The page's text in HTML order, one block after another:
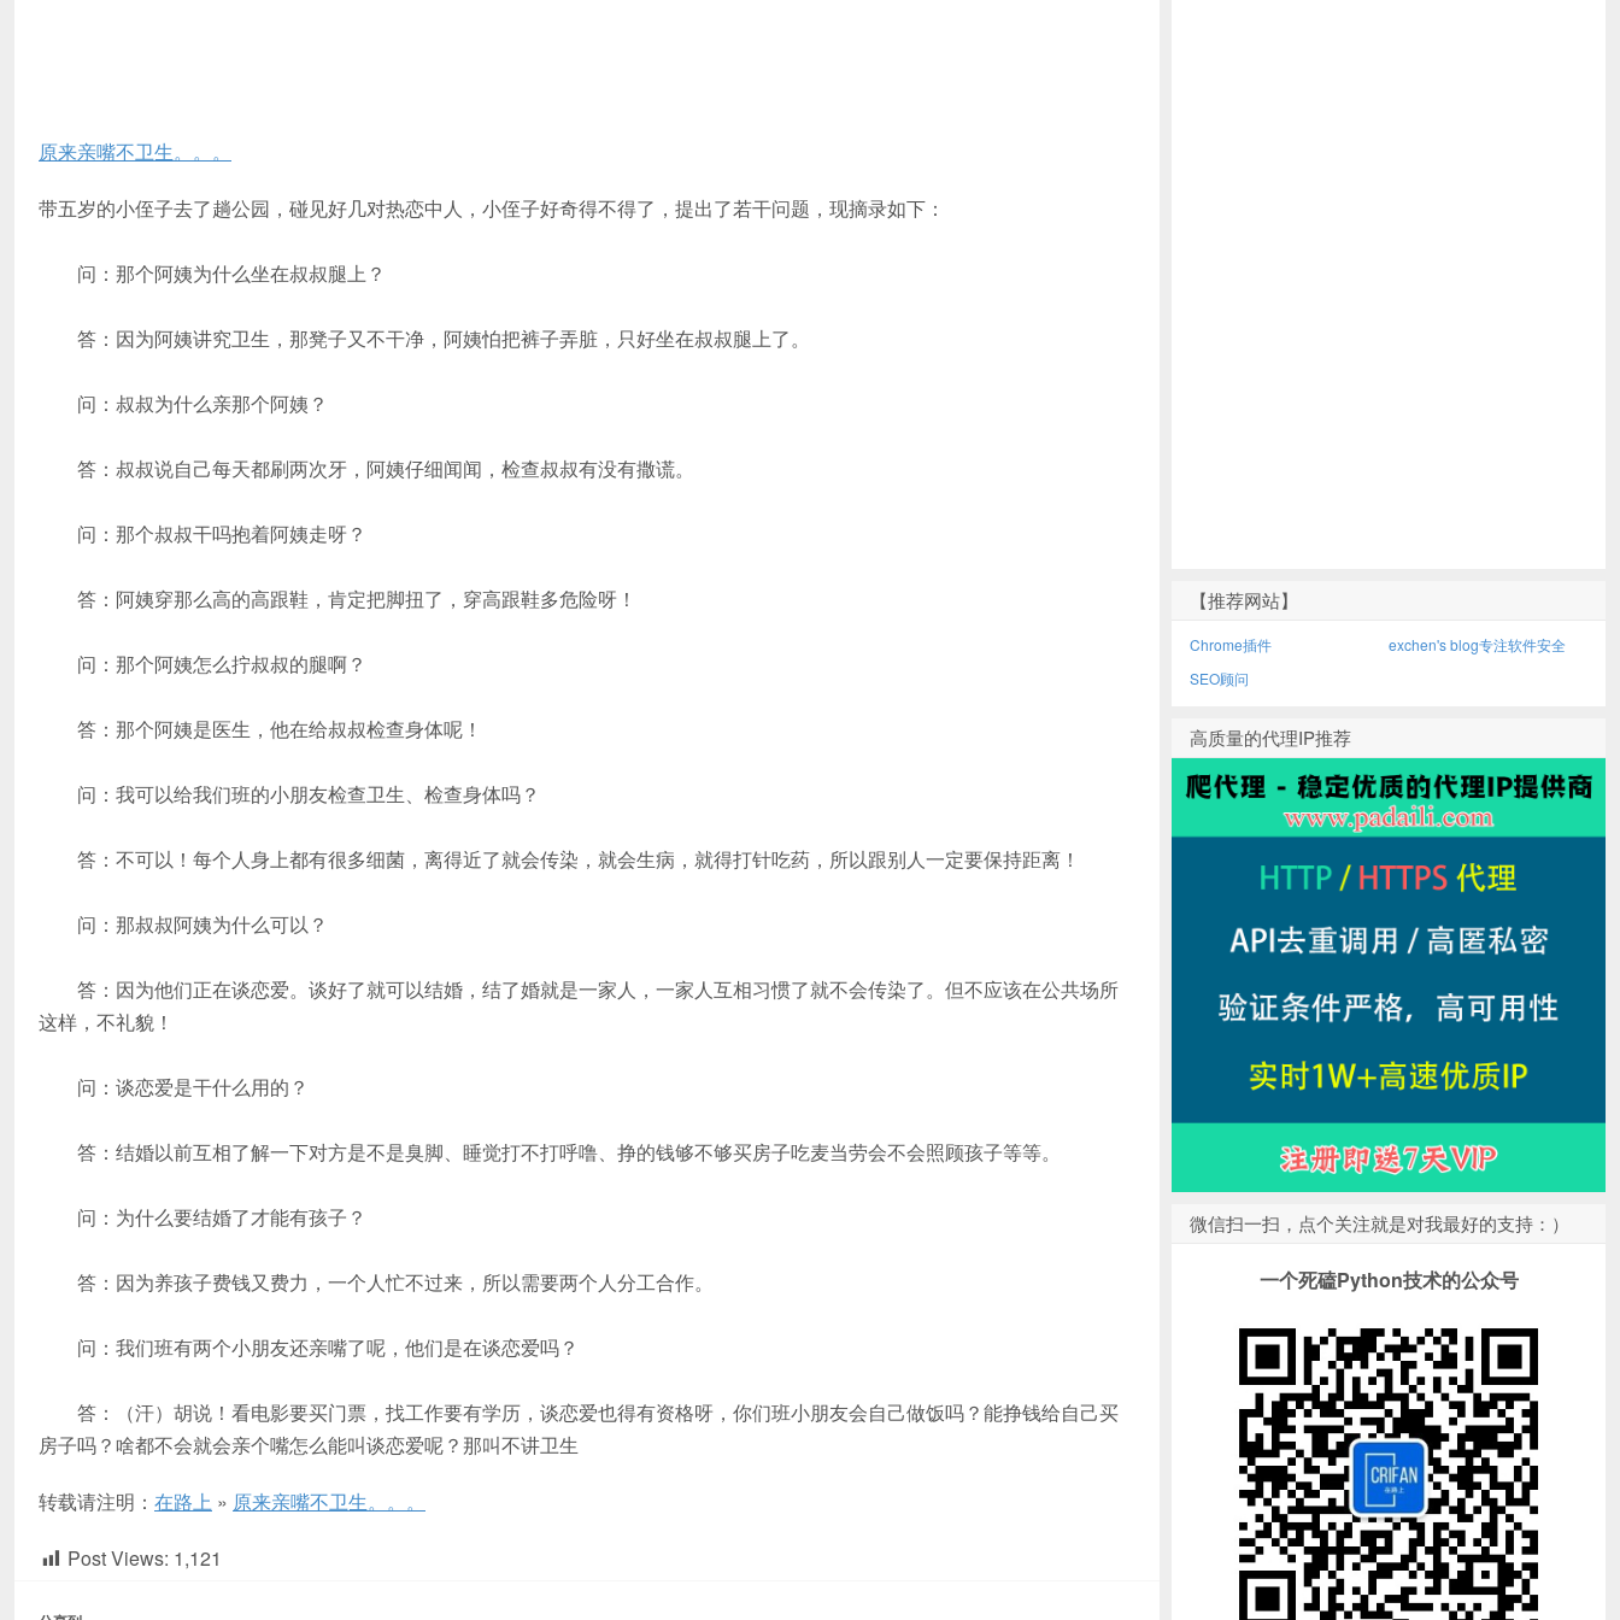
原来亲嘴不卫生。。。
带五岁的小侄子去了趟公园，碰见好几对热恋中人，小侄子好奇得不得了，提出了若干问题，现摘录如下：
问：那个阿姨为什么坐在叔叔腿上？
答：因为阿姨讲究卫生，那凳子又不干净，阿姨怕把裤子弄脏，只好坐在叔叔腿上了。
问：叔叔为什么亲那个阿姨？
答：叔叔说自己每天都刷两次牙，阿姨仔细闻闻，检查叔叔有没有撒谎。
问：那个叔叔干吗抱着阿姨走呀？
答：阿姨穿那么高的高跟鞋，肯定把脚扭了，穿高跟鞋多危险呀！
问：那个阿姨怎么拧叔叔的腿啊？
答：那个阿姨是医生，他在给叔叔检查身体呢！
问：我可以给我们班的小朋友检查卫生、检查身体吗？
答：不可以！每个人身上都有很多细菌，离得近了就会传染，就会生病，就得打针吃药，所以跟别人一定要保持距离！
问：那叔叔阿姨为什么可以？
答：因为他们正在谈恋爱。谈好了就可以结婚，结了婚就是一家人，一家人互相习惯了就不会传染了。但不应该在公共场所
这样，不礼貌！
问：谈恋爱是干什么用的？
答：结婚以前互相了解一下对方是不是臭脚、睡觉打不打呼噜、挣的钱够不够买房子吃麦当劳会不会照顾孩子等等。
问：为什么要结婚了才能有孩子？
答：因为养孩子费钱又费力，一个人忙不过来，所以需要两个人分工合作。
问：我们班有两个小朋友还亲嘴了呢，他们是在谈恋爱吗？
答：（汗）胡说！看电影要买门票，找工作要有学历，谈恋爱也得有资格呀，你们班小朋友会自己做饭吗？能挣钱给自己买
房子吗？啥都不会就会亲个嘴怎么能叫谈恋爱呢？那叫不讲卫生
转载请注明： 在路上 » 原来亲嘴不卫生。。。
Post Views: 1,121
【推荐网站】
Chrome插件
exchen's blog专注软件安全
SEO顾问
高质量的代理IP推荐
微信扫一扫，点个关注就是对我最好的支持：）
一个死磕Python技术的公众号